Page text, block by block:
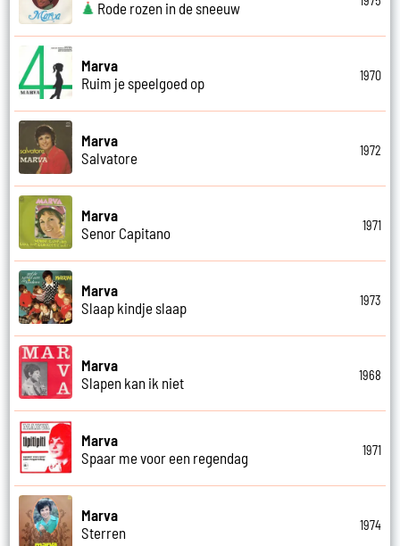
Rode rozen in de sneeuw
Marva
Ruim je speelgoed op
1970
Marva
Salvatore
1972
Marva
Senor Capitano
1971
Marva
Slaap kindje slaap
1973
Marva
Slapen kan ik niet
1968
Marva
Spaar me voor een regendag
1971
Marva
Sterren
1974